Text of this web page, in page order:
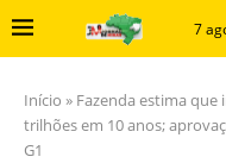
7
Início » Fazenda estima
trilhões em 10 anos;
G1